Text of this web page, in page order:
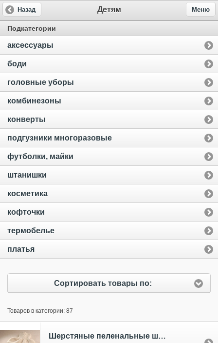
Детям
Назад Меню
Подкатегории
аксессуары
боди
головные уборы
комбинезоны
конверты
подгузники многоразовые
футболки, майки
штанишки
косметика
кофточки
термобелье
платья
Сортировать товары по:
Товаров в категории: 87
Шерстяные пеленальные штанишки 86-92